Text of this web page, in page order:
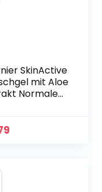
SkinActive
mit Aloe
Normale